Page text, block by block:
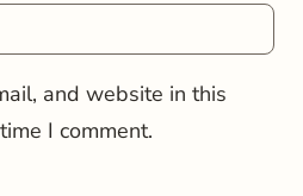
and website in this
I comment.